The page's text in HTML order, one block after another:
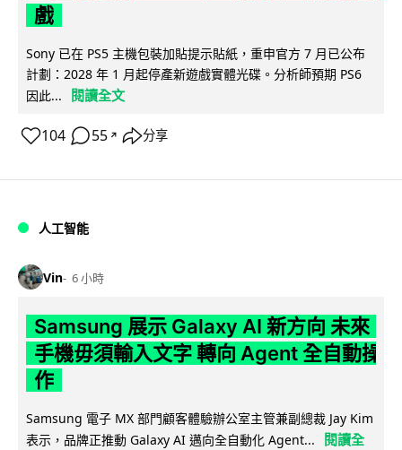
戲
Sony 已在 PS5 主機包裝加貼提示貼紙，重申官方 7 月已公布
計劃：2028 年 1 月起停產新遊戲實體光碟。分析師預期 PS6
因此...
閱讀全文
104 55 ↗ 分享
人工智能
Vin 6 小時
Samsung 展示 Galaxy AI 新方向 未來
手機毋須輸入文字 轉向 Agent 全自動操
作
Samsung 電子 MX 部門顧客體驗辦公室主管兼副總裁 Jay Kim
表示，品牌正推動 Galaxy AI 邁向全自動化 Agent...
閱讀全